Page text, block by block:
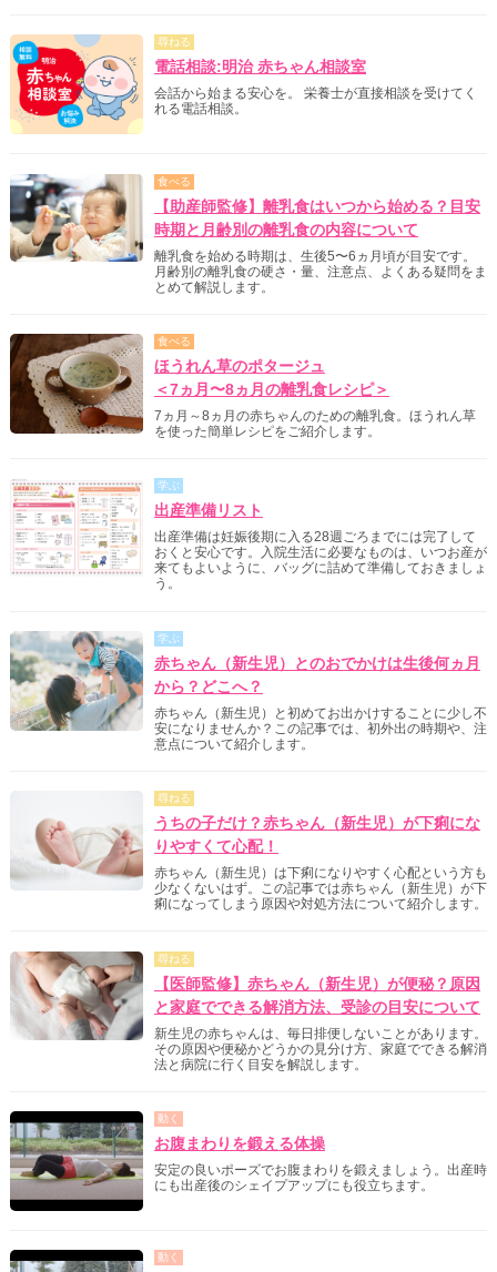
尋ねる
電話相談:明治 赤ちゃん相談室
会話から始まる安心を。 栄養士が直接相談を受けてく
れる電話相談。
食べる
【助産師監修】離乳食はいつから始める？目安
時期と月齢別の離乳食の内容について
離乳食を始める時期は、生後5〜6ヵ月頃が目安です。
月齢別の離乳食の硬さ・量、注意点、よくある疑問をま
とめて解説します。
食べる
ほうれん草のポタージュ
＜7ヵ月〜8ヵ月の離乳食レシピ＞
7ヵ月～8ヵ月の赤ちゃんのための離乳食。ほうれん草
を使った簡単レシピをご紹介します。
学ぶ
出産準備リスト
出産準備は妊娠後期に入る28週ごろまでには完了して
おくと安心です。入院生活に必要なものは、いつお産が
来てもよいように、バッグに詰めて準備しておきましょ
う。
学ぶ
赤ちゃん（新生児）とのおでかけは生後何ヵ月
から？どこへ？
赤ちゃん（新生児）と初めてお出かけすることに少し不
安になりませんか？この記事では、初外出の時期や、注
意点について紹介します。
尋ねる
うちの子だけ？赤ちゃん（新生児）が下痢にな
りやすくて心配！
赤ちゃん（新生児）は下痢になりやすく心配という方も
少なくないはず。この記事では赤ちゃん（新生児）が下
痢になってしまう原因や対処方法について紹介します。
尋ねる
【医師監修】赤ちゃん（新生児）が便秘？原因
と家庭でできる解消方法、受診の目安について
新生児の赤ちゃんは、毎日排便しないことがあります。
その原因や便秘かどうかの見分け方、家庭でできる解消
法と病院に行く目安を解説します。
動く
お腹まわりを鍛える体操
安定の良いポーズでお腹まわりを鍛えましょう。出産時
にも出産後のシェイプアップにも役立ちます。
動く